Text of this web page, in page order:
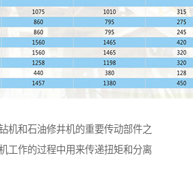
机和石油修井机的重要传动部件之
工作的过程中用来传递扭矩和分离